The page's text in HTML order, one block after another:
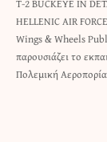
T-2 BUCKEYE IN
HELLENIC AIR
Wings & Wheels
παρουσιάζει το
Πολεμική